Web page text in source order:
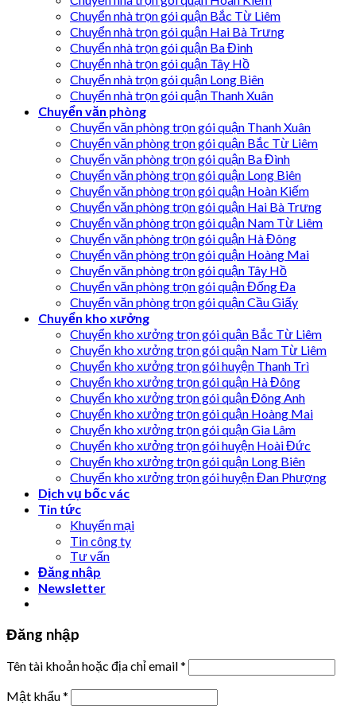
Chuyển nhà trọn gói quận Bắc Từ Liêm
Chuyển nhà trọn gói quận Hai Bà Trưng
Chuyển nhà trọn gói quận Ba Đình
Chuyển nhà trọn gói quận Tây Hồ
Chuyển nhà trọn gói quận Long Biên
Chuyển nhà trọn gói quận Thanh Xuân
Chuyển văn phòng
Chuyển văn phòng trọn gói quận Thanh Xuân
Chuyển văn phòng trọn gói quận Bắc Từ Liêm
Chuyển văn phòng trọn gói quận Ba Đình
Chuyển văn phòng trọn gói quận Long Biên
Chuyển văn phòng trọn gói quận Hoàn Kiếm
Chuyển văn phòng trọn gói quận Hai Bà Trưng
Chuyển văn phòng trọn gói quận Nam Từ Liêm
Chuyển văn phòng trọn gói quận Hà Đông
Chuyển văn phòng trọn gói quận Hoàng Mai
Chuyển văn phòng trọn gói quận Tây Hồ
Chuyển văn phòng trọn gói quận Đống Đa
Chuyển văn phòng trọn gói quận Cầu Giấy
Chuyển kho xưởng
Chuyển kho xưởng trọn gói quận Bắc Từ Liêm
Chuyển kho xưởng trọn gói quận Nam Từ Liêm
Chuyển kho xưởng trọn gói huyện Thanh Trì
Chuyển kho xưởng trọn gói quận Hà Đông
Chuyển kho xưởng trọn gói quận Đông Anh
Chuyển kho xưởng trọn gói quận Hoàng Mai
Chuyển kho xưởng trọn gói quận Gia Lâm
Chuyển kho xưởng trọn gói huyện Hoài Đức
Chuyển kho xưởng trọn gói quận Long Biên
Chuyển kho xưởng trọn gói huyện Đan Phượng
Dịch vụ bốc vác
Tin tức
Khuyến mại
Tin công ty
Tư vấn
Đăng nhập
Newsletter
Đăng nhập
Tên tài khoản hoặc địa chỉ email*
Mật khẩu*